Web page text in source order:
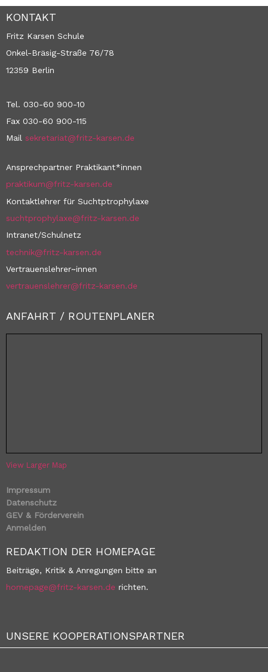
KONTAKT
Fritz Karsen Schule
Onkel-Bräsig-Straße 76/78
12359 Berlin
Tel. 030-60 900-10
Fax 030-60 900-115
Mail sekretariat@fritz-karsen.de
Ansprechpartner Praktikant*innen
praktikum@fritz-karsen.de
Kontaktlehrer für Suchtptrophylaxe
suchtprophylaxe@fritz-karsen.de
Intranet/Schulnetz
technik@fritz-karsen.de
Vertrauenslehrer~innen
vertrauenslehrer@fritz-karsen.de
ANFAHRT / ROUTENPLANER
View Larger Map
Impressum
Datenschutz
GEV & Förderverein
Anmelden
REDAKTION DER HOMEPAGE
Beiträge, Kritik & Anregungen bitte an
homepage@fritz-karsen.de richten.
UNSERE KOOPERATIONSPARTNER